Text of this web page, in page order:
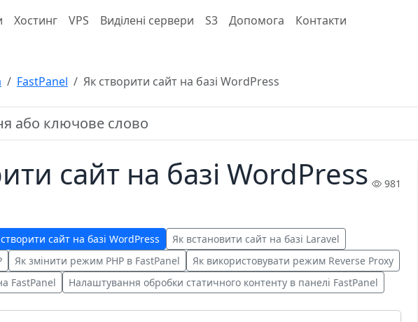
Хостинг VPS Виділені сервери S3 Допомога Контакти
FastPanel Як створити сайт на базі WordPress
сайт на базі WordPress 981
сайт на базі WordPress
Як встановити сайт на базі Laravel
Як змінити режим PHP в FastPanel
Як використовувати режим Reverse Proxy
FastPanel
Налаштування обробки статичного контенту в панелі FastPanel